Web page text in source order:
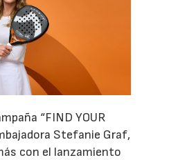
“FIND YOUR
Stefanie Graf,
con el lanzamiento